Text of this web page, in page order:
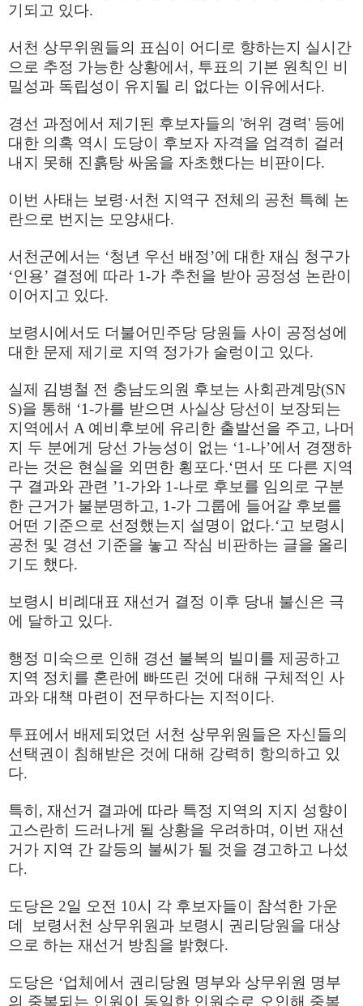
기되고 있다.
서천 상무위원들의 표심이 어디로 향하는지 실시간
으로 추정 가능한 상황에서, 투표의 기본 원칙인 비
밀성과 독립성이 유지될 리 없다는 이유에서다.
경선 과정에서 제기된 후보자들의 '허위 경력' 등에
대한 의혹 역시 도당이 후보자 자격을 엄격히 걸러
내지 못해 진흙탕 싸움을 자초했다는 비판이다.
이번 사태는 보령·서천 지역구 전체의 공천 특혜 논
란으로 번지는 모양새다.
서천군에서는 ‘청년 우선 배정’에 대한 재심 청구가
‘인용’ 결정에 따라 1-가 추천을 받아 공정성 논란이
이어지고 있다.
보령시에서도 더불어민주당 당원들 사이 공정성에
대한 문제 제기로 지역 정가가 술렁이고 있다.
실제 김병철 전 충남도의원 후보는 사회관계망(SN
S)을 통해 ‘1-가를 받으면 사실상 당선이 보장되는
지역에서 A 예비후보에 유리한 출발선을 주고, 나머
지 두 분에게 당선 가능성이 없는 ‘1-나’에서 경쟁하
라는 것은 현실을 외면한 횡포다.‘면서 또 다른 지역
구 결과와 관련 ’1-가와 1-나로 후보를 임의로 구분
한 근거가 불분명하고, 1-가 그룹에 들어갈 후보를
어떤 기준으로 선정했는지 설명이 없다.‘고 보령시
공천 및 경선 기준을 놓고 작심 비판하는 글을 올리
기도 했다.
보령시 비례대표 재선거 결정 이후 당내 불신은 극
에 달하고 있다.
행정 미숙으로 인해 경선 불복의 빌미를 제공하고
지역 정치를 혼란에 빠뜨린 것에 대해 구체적인 사
과와 대책 마련이 전무하다는 지적이다.
투표에서 배제되었던 서천 상무위원들은 자신들의
선택권이 침해받은 것에 대해 강력히 항의하고 있
다.
특히, 재선거 결과에 따라 특정 지역의 지지 성향이
고스란히 드러나게 될 상황을 우려하며, 이번 재선
거가 지역 간 갈등의 불씨가 될 것을 경고하고 나섰
다.
도당은 2일 오전 10시 각 후보자들이 참석한 가운
데 보령서천 상무위원과 보령시 권리당원을 대상
으로 하는 재선거 방침을 밝혔다.
도당은 ‘업체에서 권리당원 명부와 상무위원 명부
의 중복되는 인원이 동일한 인원수로 오인해 중복